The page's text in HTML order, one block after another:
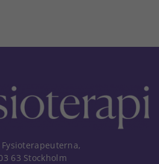
63 Stockholm